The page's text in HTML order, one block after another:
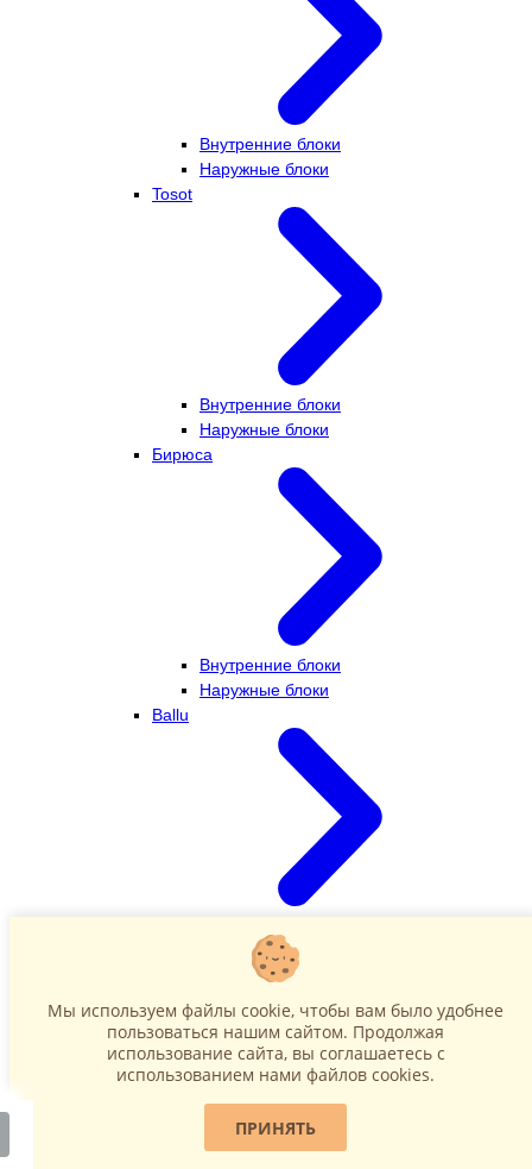
Внутренние блоки
Наружные блоки
Tosot
Внутренние блоки
Наружные блоки
Бирюса
Внутренние блоки
Наружные блоки
Ballu
Наружные блоки
Мы используем файлы cookie, чтобы вам было удобнее
пользоваться нашим сайтом. Продолжая
использование сайта, вы соглашаетесь c
использованием нами файлов cookies.
ПРИНЯТЬ